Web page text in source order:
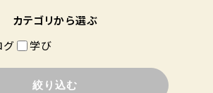
カテゴリから選ぶ
グ
学び